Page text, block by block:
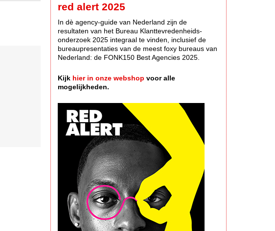
red alert 2025
In dè agency-guide van Nederland zijn de
resultaten van het Bureau Klanttevredenheids-
onderzoek 2025 integraal te vinden, inclusief de
bureaupresentaties van de meest foxy bureaus van
Nederland: de FONK150 Best Agencies 2025.
Kijk hier in onze webshop voor alle
mogelijkheden.